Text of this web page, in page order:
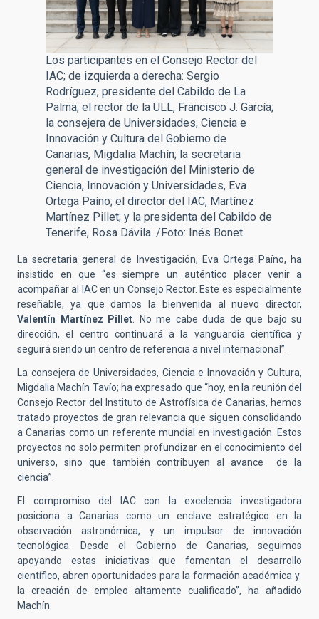
Los participantes en el Consejo Rector del
IAC; de izquierda a derecha: Sergio
Rodríguez, presidente del Cabildo de La
Palma; el rector de la ULL, Francisco J. García;
la consejera de Universidades, Ciencia e
Innovación y Cultura del Gobierno de
Canarias, Migdalia Machín; la secretaria
general de investigación del Ministerio de
Ciencia, Innovación y Universidades, Eva
Ortega Paíno; el director del IAC, Martínez
Martínez Pillet; y la presidenta del Cabildo de
Tenerife, Rosa Dávila. /Foto: Inés Bonet.
La secretaria general de Investigación, Eva Ortega Paíno, ha
insistido en que “es siempre un auténtico placer venir a
acompañar al IAC en un Consejo Rector. Este es especialmente
reseñable, ya que damos la bienvenida al nuevo director,
Valentín Martínez Pillet . No me cabe duda de que bajo su
dirección, el centro continuará a la vanguardia científica y
seguirá siendo un centro de referencia a nivel internacional”.
La consejera de Universidades, Ciencia e Innovación y Cultura,
Migdalia Machín Tavío; ha expresado que “hoy, en la reunión del
Consejo Rector del Instituto de Astrofísica de Canarias, hemos
tratado proyectos de gran relevancia que siguen consolidando
a Canarias como un referente mundial en investigación. Estos
proyectos no solo permiten profundizar en el conocimiento del
universo, sino que también contribuyen al avance
de la
ciencia”.
El compromiso del IAC con la excelencia investigadora
posiciona a Canarias como un enclave estratégico en la
observación astronómica, y un impulsor de innovación
tecnológica. Desde el Gobierno de Canarias, seguimos
apoyando estas iniciativas que fomentan el desarrollo
científico, abren oportunidades para la formación académica y
la creación de empleo altamente cualificado”, ha añadido
Machín.